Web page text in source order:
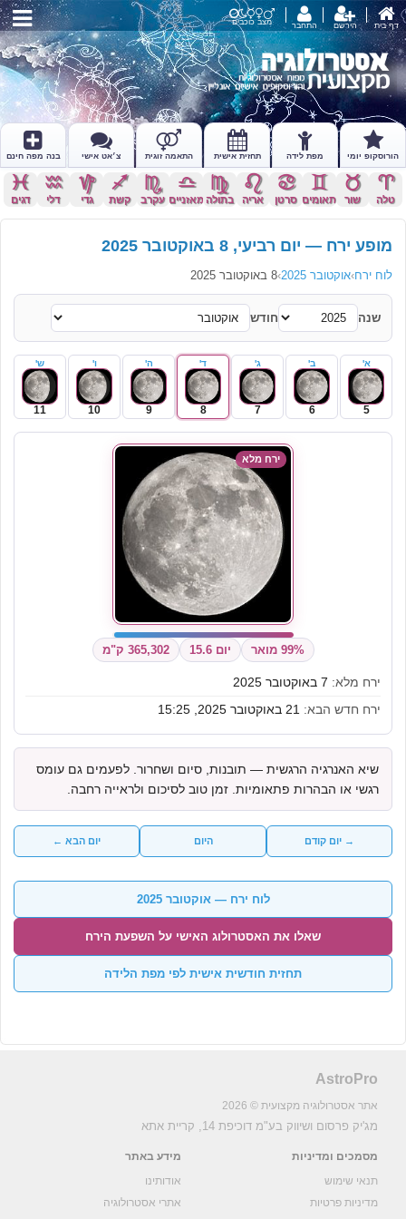
דף בית הירשם התחבר מצב כוכבים
הורוסקופ יומי מפת לידה תחזית אישית התאמה זוגית צ׳אט אישי בנה מפה חינם
a
טלה
s
שור
d
תאומים
f
סרטן
g
אריה
h
בתולה
j
מאזניים
k
עקרב
l
קשת
z
גדי
x
דלי
c
דגים
מופע ירח — יום רביעי, 8 באוקטובר 2025
לוח ירח›אוקטובר 2025 ›8 באוקטובר 2025
שנה חודש
א'
5
ב'
6
ג'
7
ד'
8
ה'
9
ו'
10
ש'
11
ירח מלא
99% מואר יום 15.6 365,302 ק"מ
ירח מלא:
ירח חדש הבא:
שיא האנרגיה הרגשית — תובנות, סיום ושחרור. לפעמים גם עומס
רגשי או הבהרות פתאומיות. זמן טוב לסיכום ולראייה רחבה.
→ יום קודם היום יום הבא ←
לוח ירח — אוקטובר 2025
שאלו את האסטרולוג האישי על השפעת הירח
תחזית חודשית אישית לפי מפת הלידה
AstroPro
אתר אסטרולוגיה מקצועית © 2026
מג'יק פרסום ושיווק בע"מ דוכיפת 14, קריית אתא
מסמכים ומדיניות
תנאי שימוש
מדיניות פרטיות
מידע באתר
אודותינו
אתרי אסטרולוגיה